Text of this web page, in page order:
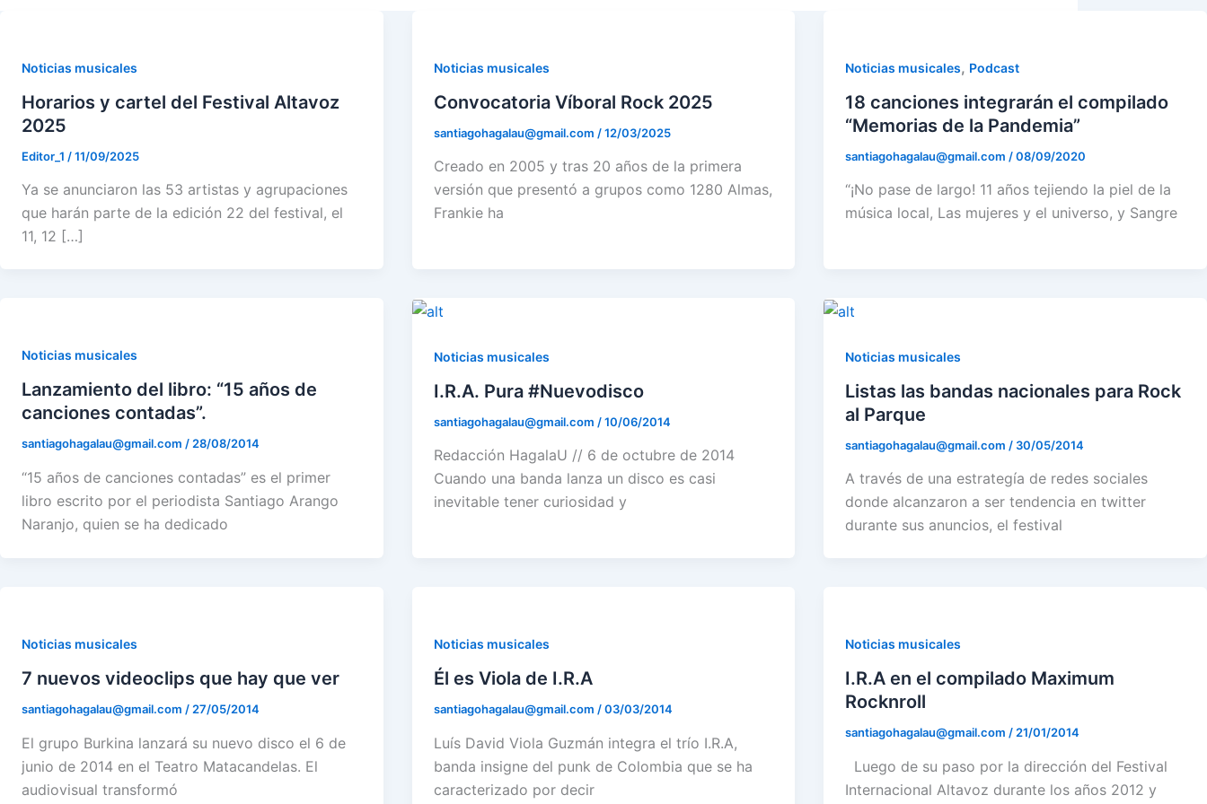
Noticias musicales
Horarios y cartel del Festival Altavoz
2025
Editor_1 /11/09/2025
Ya se anunciaron las 53 artistas y agrupaciones
que harán parte de la edición 22 del festival, el
11, 12 […]
Noticias musicales
Convocatoria Víboral Rock 2025
santiagohagalau@gmail.com /12/03/2025
Creado en 2005 y tras 20 años de la primera
versión que presentó a grupos como 1280 Almas,
Frankie ha
Noticias musicales, Podcast
18 canciones integrarán el compilado
“Memorias de la Pandemia”
santiagohagalau@gmail.com /08/09/2020
“¡No pase de largo! 11 años tejiendo la piel de la
música local, Las mujeres y el universo, y Sangre
Noticias musicales
Lanzamiento del libro: “15 años de
canciones contadas”.
santiagohagalau@gmail.com / 28/08/2014
“15 años de canciones contadas” es el primer
libro escrito por el periodista Santiago Arango
Naranjo, quien se ha dedicado
Noticias musicales
I.R.A. Pura #Nuevodisco
santiagohagalau@gmail.com /10/06/2014
Redacción HagalaU // 6 de octubre de 2014
Cuando una banda lanza un disco es casi
inevitable tener curiosidad y
Noticias musicales
Listas las bandas nacionales para Rock
al Parque
santiagohagalau@gmail.com / 30/05/2014
A través de una estrategía de redes sociales
donde alcanzaron a ser tendencia en twitter
durante sus anuncios, el festival
Noticias musicales
7 nuevos videoclips que hay que ver
santiagohagalau@gmail.com /27/05/2014
El grupo Burkina lanzará su nuevo disco el 6 de
junio de 2014 en el Teatro Matacandelas. El
audiovisual transformó
Noticias musicales
Él es Viola de I.R.A
santiagohagalau@gmail.com /03/03/2014
Luís David Viola Guzmán integra el trío I.R.A,
banda insigne del punk de Colombia que se ha
caracterizado por decir
Noticias musicales
I.R.A en el compilado Maximum
Rocknroll
santiagohagalau@gmail.com/21/01/2014
Luego de su paso por la dirección del Festival
Internacional Altavoz durante los años 2012 y